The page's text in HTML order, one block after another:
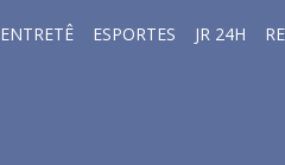
ENTRETÊ ESPORTES JR 24H